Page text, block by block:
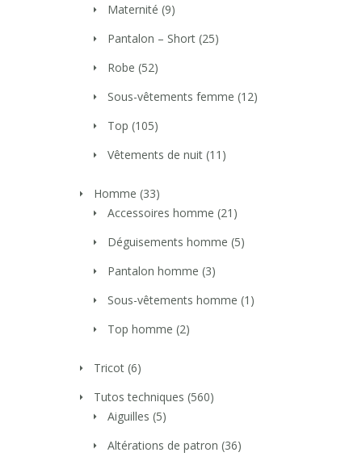
Maternité (9)
Pantalon – Short (25)
Robe (52)
Sous-vêtements femme (12)
Top (105)
Vêtements de nuit (11)
Homme (33)
Accessoires homme (21)
Déguisements homme (5)
Pantalon homme (3)
Sous-vêtements homme (1)
Top homme (2)
Tricot (6)
Tutos techniques (560)
Aiguilles (5)
Altérations de patron (36)